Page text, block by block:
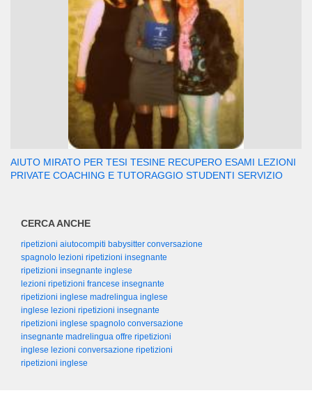
AIUTO MIRATO PER TESI TESINE RECUPERO ESAMI LEZIONI
PRIVATE COACHING E TUTORAGGIO STUDENTI SERVIZIO
CERCA ANCHE
ripetizioni aiutocompiti babysitter conversazione
spagnolo lezioni ripetizioni insegnante
ripetizioni insegnante inglese
lezioni ripetizioni francese insegnante
ripetizioni inglese madrelingua inglese
inglese lezioni ripetizioni insegnante
ripetizioni inglese spagnolo conversazione
insegnante madrelingua offre ripetizioni
inglese lezioni conversazione ripetizioni
ripetizioni inglese